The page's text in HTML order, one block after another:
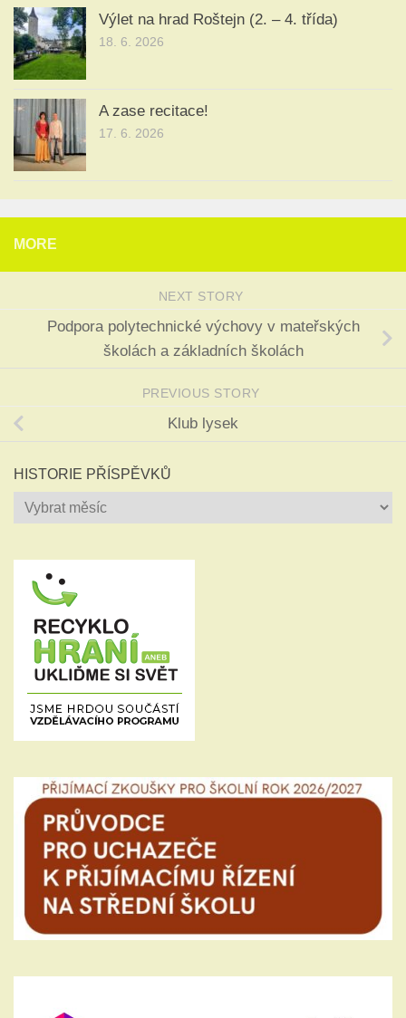
Výlet na hrad Roštejn (2. – 4. třída)
18. 6. 2026
A zase recitace!
17. 6. 2026
MORE
NEXT STORY
Podpora polytechnické výchovy v mateřských
školách a základních školách
PREVIOUS STORY
Klub lysek
HISTORIE PŘÍSPĚVKŮ
Historie